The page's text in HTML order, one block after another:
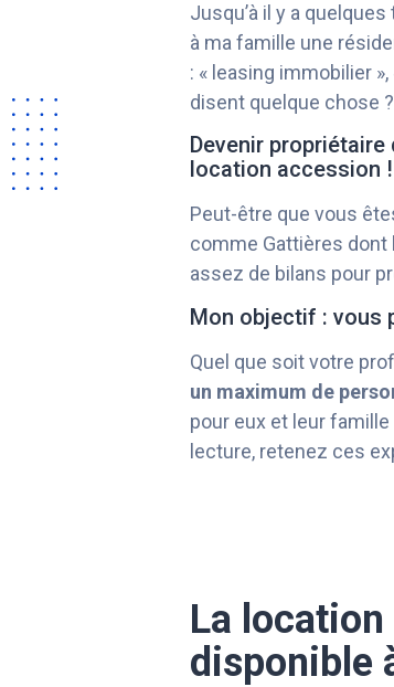
Jusqu’à il y a
à ma famille une
: « leasing immobilier
disent quelque chose
Devenir
location accession !
Peut-être que vous
comme Gattières dont
assez de bilans pour
Mon objectif : vous
Quel que soit votre
un maximum de
pour eux et leur
lecture, retenez ces
La
disponible